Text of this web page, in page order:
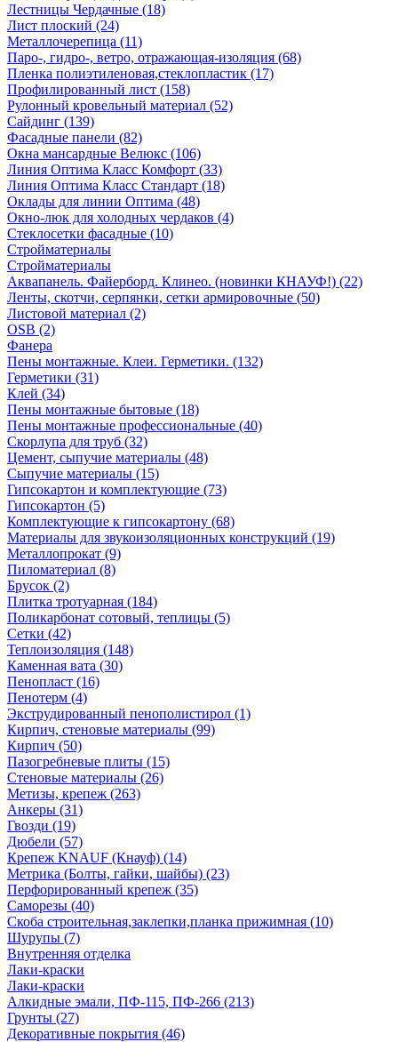
Лестницы Чердачные (18)
Лист плоский (24)
Металлочерепица (11)
Паро-, гидро-, ветро, отражающая-изоляция (68)
Пленка полиэтиленовая,стеклопластик (17)
Профилированный лист (158)
Рулонный кровельный материал (52)
Сайдинг (139)
Фасадные панели (82)
Окна мансардные Велюкс (106)
Линия Оптима Класс Комфорт (33)
Линия Оптима Класс Стандарт (18)
Оклады для линии Оптима (48)
Окно-люк для холодных чердаков (4)
Стеклосетки фасадные (10)
Стройматериалы
Стройматериалы
Аквапанель. Файерборд. Клинео. (новинки КНАУФ!) (22)
Ленты, скотчи, серпянки, сетки армировочные (50)
Листовой материал (2)
OSB (2)
Фанера
Пены монтажные. Клеи. Герметики. (132)
Герметики (31)
Клей (34)
Пены монтажные бытовые (18)
Пены монтажные профессиональные (40)
Скорлупа для труб (32)
Цемент, сыпучие материалы (48)
Сыпучие материалы (15)
Гипсокартон и комплектующие (73)
Гипсокартон (5)
Комплектующие к гипсокартону (68)
Материалы для звукоизоляционных конструкций (19)
Металлопрокат (9)
Пиломатериал (8)
Брусок (2)
Плитка тротуарная (184)
Поликарбонат сотовый, теплицы (5)
Сетки (42)
Теплоизоляция (148)
Каменная вата (30)
Пенопласт (16)
Пенотерм (4)
Экструдированный пенополистирол (1)
Кирпич, стеновые материалы (99)
Кирпич (50)
Пазогребневые плиты (15)
Стеновые материалы (26)
Метизы, крепеж (263)
Анкеры (31)
Гвозди (19)
Дюбели (57)
Крепеж KNAUF (Кнауф) (14)
Метрика (Болты, гайки, шайбы) (23)
Перфорированный крепеж (35)
Саморезы (40)
Скоба строительная,заклепки,планка прижимная (10)
Шурупы (7)
Внутренняя отделка
Лаки-краски
Лаки-краски
Алкидные эмали, ПФ-115, ПФ-266 (213)
Грунты (27)
Декоративные покрытия (46)